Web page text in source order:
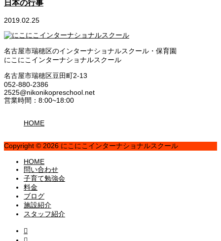
日本の行事
2019.02.25
名古屋市瑞穂区のインターナショナルスクール・保育園
にこにこインターナショナルスクール
名古屋市瑞穂区豆田町2-13
052-880-2386
2525@nikonikopreschool.net
営業時間：8:00~18:00
HOME
Copyright © 2026 にこにこインターナショナルスクール
HOME
問い合わせ
子育て勉強会
料金
ブログ
施設紹介
スタッフ紹介
